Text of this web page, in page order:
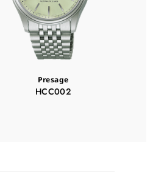
Presage
HCC002